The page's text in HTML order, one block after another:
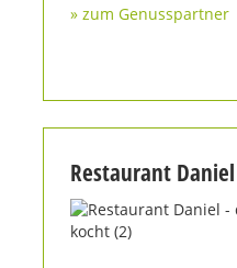
» zum Genusspartner